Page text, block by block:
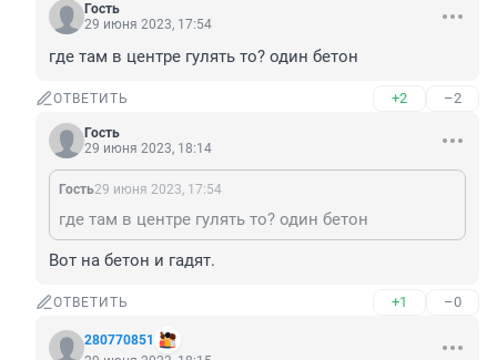
Гость
29 июня 2023, 17:54
где там в центре гулять то? один бетон
ОТВЕТИТЬ +2 –2
Гость
29 июня 2023, 18:14
Гость29 июня 2023, 17:54
где там в центре гулять то? один бетон
Вот на бетон и гадят.
ОТВЕТИТЬ +1 –0
280770851